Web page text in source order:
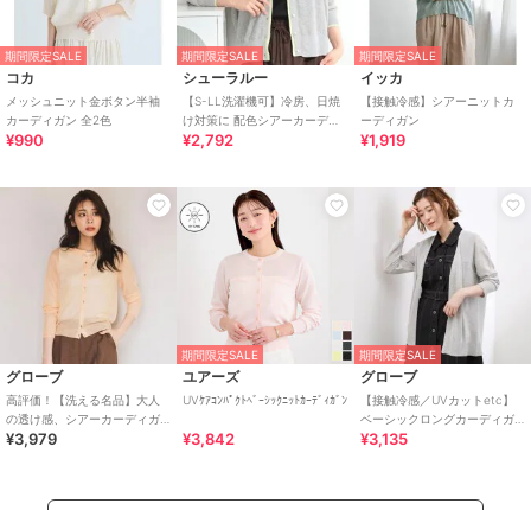
期間限定SALE
コカ
メッシュニット金ボタン半袖
カーディガン 全2色
¥990
期間限定SALE
シューラルー
【S-LL洗濯機可】冷房、日焼
け対策に 配色シアーカーディ
ガン
¥2,792
期間限定SALE
イッカ
【接触冷感】シアーニットカ
ーディガン
¥1,919
グローブ
高評価！【洗える名品】大人
の透け感、シアーカーディガ
ン
¥3,979
期間限定SALE
ユアーズ
UVｹｱｺﾝﾊﾟｸﾄﾍﾞｰｼｯｸﾆｯﾄｶｰﾃﾞｨｶﾞﾝ
¥3,842
期間限定SALE
グローブ
【接触冷感／UVカットetc】
ベーシックロングカーディガ
ン
¥3,135